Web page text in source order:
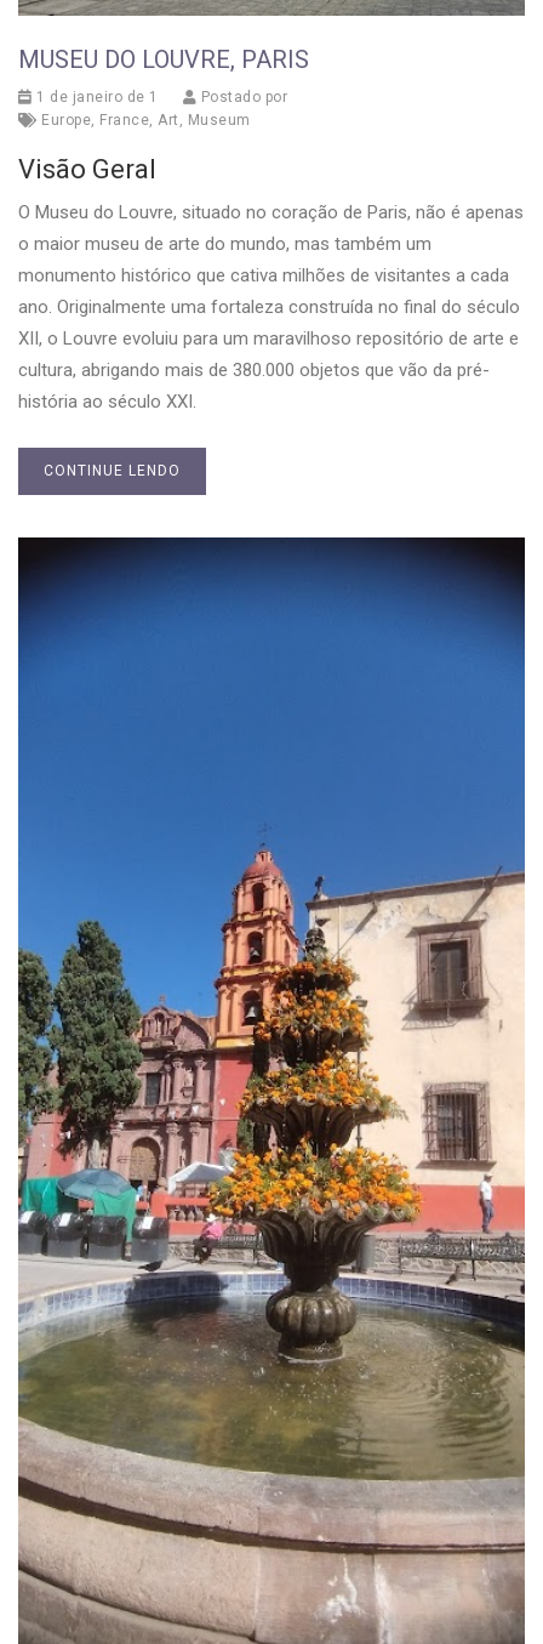
MUSEU DO LOUVRE, PARIS
1 de janeiro de 1
Postado por
Europe, France, Art , Museum
Visão Geral
O Museu do Louvre, situado no coração de Paris, não é apenas
o maior museu de arte do mundo, mas também um
monumento histórico que cativa milhões de visitantes a cada
ano. Originalmente uma fortaleza construída no final do século
XII, o Louvre evoluiu para um maravilhoso repositório de arte e
cultura, abrigando mais de 380.000 objetos que vão da pré-
história ao século XXI.
CONTINUE LENDO